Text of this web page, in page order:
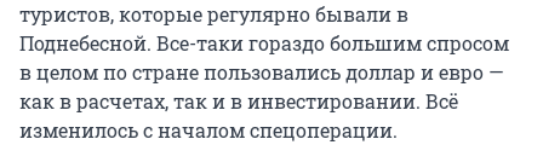
туристов, которые регулярно бывали в
Поднебесной. Все-таки гораздо большим спросом
в целом по стране пользовались доллар и евро —
как в расчетах, так и в инвестировании. Всё
изменилось с началом спецоперации.